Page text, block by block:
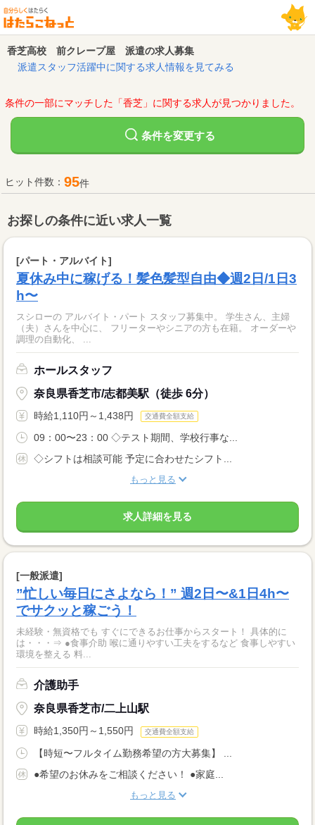
香芝高校 前クレープ屋 派遣の求人募集
派遣スタッフ活躍中に関する求人情報を見てみる
条件の一部にマッチした「香芝」に関する求人が見つかりました。
条件を変更する
ヒット件数： 95件
お探しの条件に近い求人一覧
[パート・アルバイト]
夏休み中に稼げる！髪色髪型自由◆週2日/1日3
h〜
スシローの アルバイト・パート スタッフ募集中。 学生さん、主婦
（夫）さんを中心に、 フリーターやシニアの方も在籍。 オーダーや
調理の自動化、 ...
ホールスタッフ
奈良県香芝市/志都美駅（徒歩 6分）
時給1,110円～1,438円 交通費全額支給
09：00〜23：00 ◇テスト期間、学校行事な...
◇シフトは相談可能 予定に合わせたシフト...
もっと見る
求人詳細を見る
[一般派遣]
”忙しい毎日にさよなら！” 週2日〜&1日4h〜
でサクッと稼ごう！
未経験・無資格でも すぐにできるお仕事からスタート！ 具体的に
は・・・⇒ ●食事介助 喉に通りやすい工夫をするなど 食事しやすい
環境を整える 料...
介護助手
奈良県香芝市/二上山駅
時給1,350円～1,550円 交通費全額支給
【時短〜フルタイム勤務希望の方大募集】 ...
●希望のお休みをご相談ください！ ●家庭...
もっと見る